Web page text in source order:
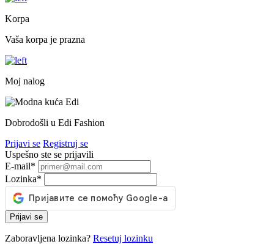
Korpa
Vaša korpa je prazna
Moj nalog
Dobrodošli u Edi Fashion
Prijavi se Registruj se
Uspešno ste se prijavili
E-mail*
Lozinka*
Prijavi se
Zaboravljena lozinka? Resetuj lozinku